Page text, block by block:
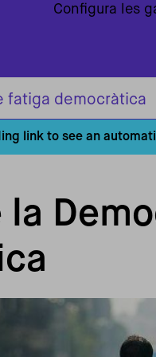
fatiga democràtica
link to see an
la
Configura les